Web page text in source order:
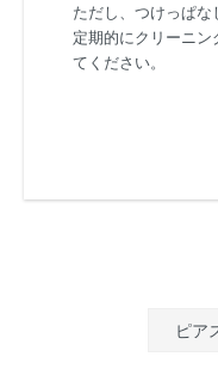
ただし、つけっぱな
定期的にクリーニ
てください。
ピア